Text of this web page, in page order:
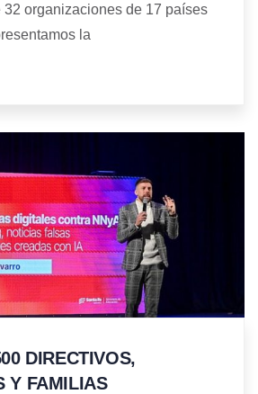
32 organizaciones de 17 países
la
DIRECTIVOS,
Y FAMILIAS